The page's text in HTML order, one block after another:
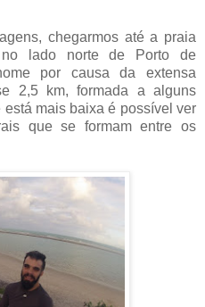
chegarmos até a praia
no lado norte de Porto de
por causa da extensa
2,5 km, formada a alguns
está mais baixa é possível ver
que se formam entre os